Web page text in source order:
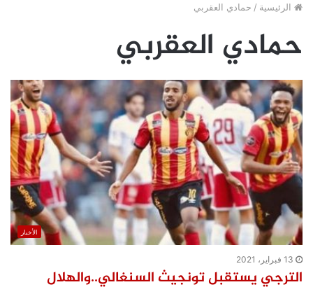
الرئيسية / حمادي العقربي
حمادي العقربي
الأخبار
13 فبراير، 2021
الترجي يستقبل تونجيث السنغالي..والهلال